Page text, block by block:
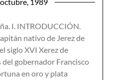
I. INTRODUCCIÓN.
nativo de Jerez de
siglo XVI Xerez de
del gobernador Francisco
en oro y plata